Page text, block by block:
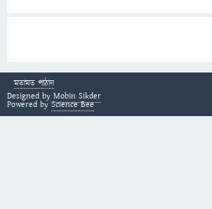
মতামত পাঠান
Designed by Mobin Sikder
Powered by Science Bee